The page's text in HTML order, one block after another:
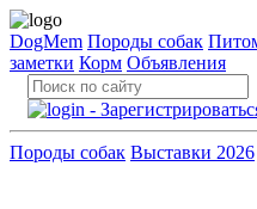
DogMem Породы собак
заметки Корм Объявления
Породы собак Выставки 2026